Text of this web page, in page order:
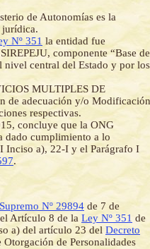
de Autonomías es la
jurídica.
Nº 351 la entidad fue
componente “Base de
nivel central del Estado y por los
MULTIPLES DE
de adecuación y/o Modificación
respectivas.
concluye que la ONG
dado cumplimiento a lo
Inciso a), 22-I y el Parágrafo I
.
Nº 29894 de 7 de
Artículo 8 de la Ley Nº 351 de
a) del artículo 23 del Decreto
de Personalidades